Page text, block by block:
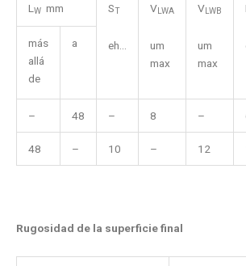
L W mm ST
eh...
VLWA
um
max
VLWB
um
max
I
más
allá
de
a
– 48 – 8 –
48 – 10 – 12
Rugosidad de la superficie final